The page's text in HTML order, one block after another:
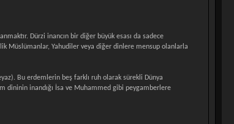
Dürzi inancın bir diğer büyük esası da sadece
Müslümanlar, Yahudiler veya diğer dinlere mensup olanlarla
Bu erdemlerin beş farklı ruh olarak sürekli Dünya
dininin inandığı İsa ve Muhammed gibi peygamberlere